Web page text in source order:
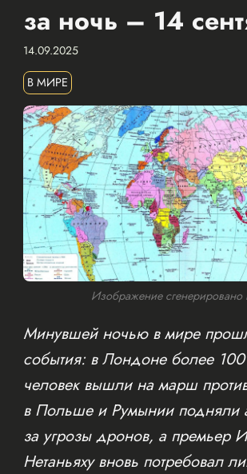
за ночь – 14
14.09.2025
В МИРЕ
Изображение сгенерировано
Минувшей ночью в мире
события: в Лондоне более 100
человек вышли на марш
в Польше и Румынии подняли
за угрозы дронов, а премьер
Нетаньяху вновь потребовал